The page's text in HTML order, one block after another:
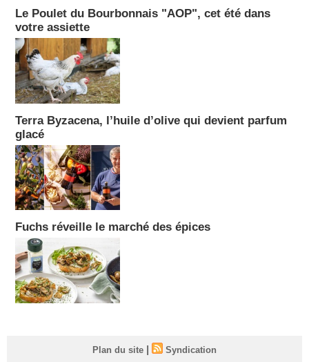
Le Poulet du Bourbonnais "AOP", cet été dans
votre assiette
Terra Byzacena, l’huile d’olive qui devient parfum
glacé
Fuchs réveille le marché des épices
Plan du site | Syndication